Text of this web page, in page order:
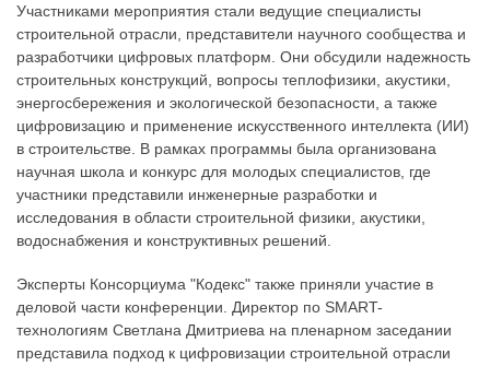
Участниками мероприятия стали ведущие специалисты
строительной отрасли, представители научного сообщества и
разработчики цифровых платформ. Они обсудили надежность
строительных конструкций, вопросы теплофизики, акустики,
энергосбережения и экологической безопасности, а также
цифровизацию и применение искусственного интеллекта (ИИ)
в строительстве. В рамках программы была организована
научная школа и конкурс для молодых специалистов, где
участники представили инженерные разработки и
исследования в области строительной физики, акустики,
водоснабжения и конструктивных решений.
Эксперты Консорциума "Кодекс" также приняли участие в
деловой части конференции. Директор по SMART-
технологиям Светлана Дмитриева на пленарном заседании
представила подход к цифровизации строительной отрасли